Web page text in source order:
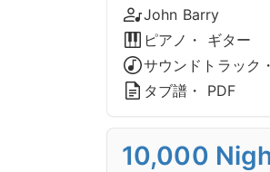
John Barry
ピアノ・ ギター
サウンドトラック
タブ譜・ PDF
10,000